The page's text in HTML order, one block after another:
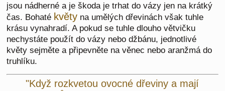
jsou nádherné a je škoda je trhat do vázy jen na krátký
čas. Bohaté květy na umělých dřevinách však tuhle
krásu vynahradí. A pokud se tuhle dlouho větvičku
nechystáte použít do vázy nebo džbánu, jednotlivé
květy sejměte a připevněte na věnec nebo aranžmá do
truhlíku.
"Když rozkvetou ovocné dřeviny a mají